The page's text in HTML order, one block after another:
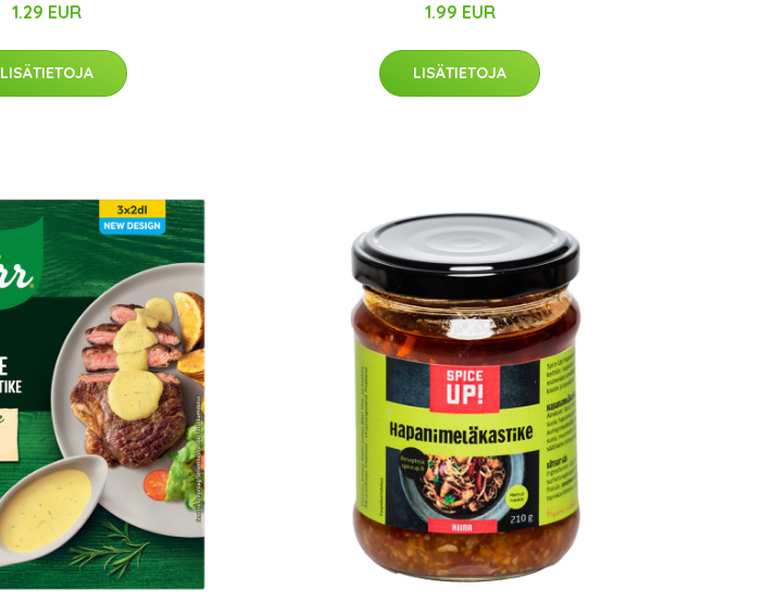
1.29 EUR
LISÄTIETOJA
1.99 EUR
LISÄTIETOJA